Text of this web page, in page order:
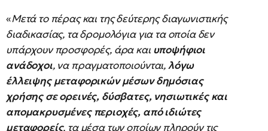
«Μετά το πέρας και της δεύτερης διαγωνιστικής
διαδικασίας, τα δρομολόγια για τα οποία δεν
υπάρχουν προσφορές, άρα και υποψήφιοι
ανάδοχοι, να πραγματοποιούνται,λόγω
έλλειψης μεταφορικών μέσων δημόσιας
χρήσης σε ορεινές, δύσβατες, νησιωτικές και
απομακρυσμένες περιοχές, από ιδιώτες
μεταφορείς, τα μέσα των οποίων πληρούν τις